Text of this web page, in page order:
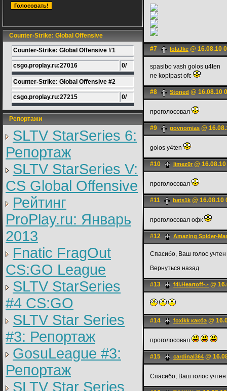
Counter-Strike: Global Offensive
Counter-Strike: Global Offensive #1
csgo.proplay.ru:27016 0/
Counter-Strike: Global Offensive #2
csgo.proplay.ru:27215 0/
Репортажи
SLTV StarSeries 6:
Репортаж
SLTV StarSeries V:
CS Global Offensive
Рейтинг
ProPlay.ru: Январь
2013
Fnatic FragOut
CS:GO League
SLTV StarSeries
#4 CS:GO
SLTV Star Series
#3: Репортаж
GosuLeague #3:
Репортаж
SLTV Star Series
#7 lolaJke @ 16.08.10
spasibo vash golos u4ten
ne kopipast ofc
#8 Stoned @ 16.08.10
проголосовал
#9 govnomias @
golos y4ten
#10 limez0r @
проголосовал
#11 bats1k @ 16.08.10
проголосовал офк
#12 Amazing Spider-
Спасибо, Ваш голос учтен
Вернуться назад
#13 f4l.Heartoff-.- @
#14 foxikk какбэ @
проголосовал
#15 cardinal364 @
Спасибо, Ваш голос учтен